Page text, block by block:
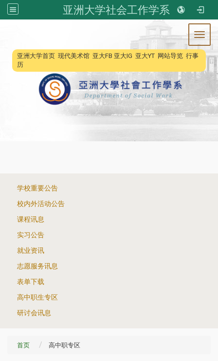
亚洲大学社会工作学系
::: 亚洲大学首页 现代美术馆 亚大FB 亚大IG 亚大YT 网站导览 行事
历
学校重要公告
校内外活动公告
课程讯息
实习公告
就业资讯
志愿服务讯息
表单下载
高中职生专区
研讨会讯息
首页 高中职专区